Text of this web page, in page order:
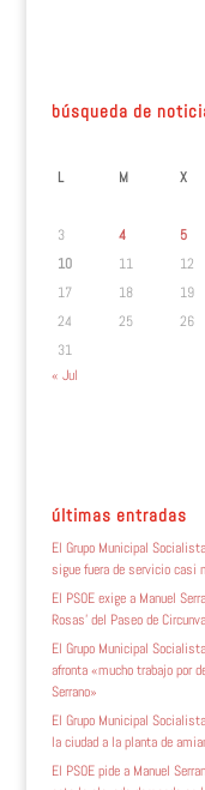
búsqueda de
L M X
3
4 5
10
11 12
17
18 19
24
25 26
31
« Jul
últimas entradas
El Grupo Municipal
sigue fuera de servicio casi
El PSOE exige a Manuel
Rosas’ del Paseo de
El Grupo Municipal
afronta «mucho trabajo por
Serrano»
El Grupo Municipal
la ciudad a la planta de
El PSOE pide a Manuel